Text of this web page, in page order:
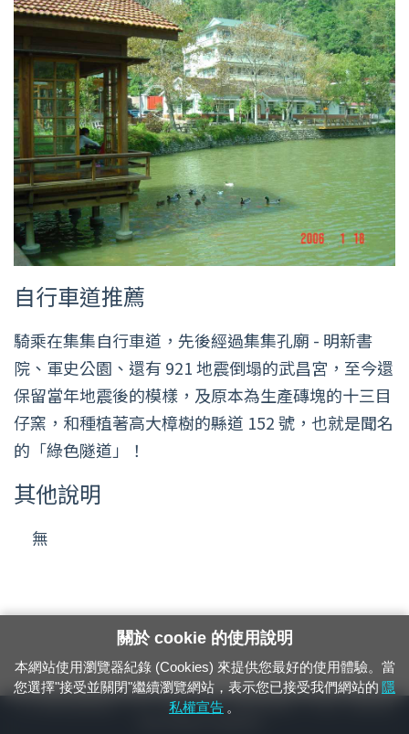
自行車道推薦
騎乘在集集自行車道，先後經過集集孔廟 - 明新書
院、軍史公園、還有 921 地震倒塌的武昌宮，至今還
保留當年地震後的模樣，及原本為生產磚塊的十三目
仔窯，和種植著高大樟樹的縣道 152 號，也就是聞名
的「綠色隧道」！
其他說明
無
24小時緊急通報電話：1933（市話、手機，僅限發現軌道、平交道、橋樑及隧
關於 cookie 的使用說明
本網站使用瀏覽器紀錄 (Cookies) 來提供您最好的使用體驗。當
您選擇"接受並關閉"繼續瀏覽網站，表示您已接受我們網站的 隱
私權宣告 。